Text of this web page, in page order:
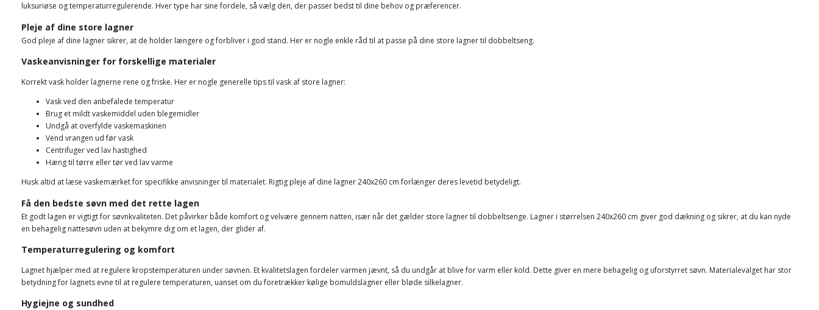
luksuriøse og temperaturregulerende. Hver type har sine fordele, så vælg den, der passer bedst til dine behov og præferencer.
Pleje af dine store lagner
God pleje af dine lagner sikrer, at de holder længere og forbliver i god stand. Her er nogle enkle råd til at passe på dine store lagner til dobbeltseng.
Vaskeanvisninger for forskellige materialer
Korrekt vask holder lagnerne rene og friske. Her er nogle generelle tips til vask af store lagner:
Vask ved den anbefalede temperatur
Brug et mildt vaskemiddel uden blegemidler
Undgå at overfylde vaskemaskinen
Vend vrangen ud før vask
Centrifuger ved lav hastighed
Hæng til tørre eller tør ved lav varme
Husk altid at læse vaskemærket for specifikke anvisninger til materialet. Rigtig pleje af dine lagner 240x260 cm forlænger deres levetid betydeligt.
Få den bedste søvn med det rette lagen
Et godt lagen er vigtigt for søvnkvaliteten. Det påvirker både komfort og velvære gennem natten, især når det gælder store lagner til dobbeltsenge. Lagner i størrelsen 240x260 cm giver god dækning og sikrer, at du kan nyde
en behagelig nattesøvn uden at bekymre dig om et lagen, der glider af.
Temperaturregulering og komfort
Lagnet hjælper med at regulere kropstemperaturen under søvnen. Et kvalitetslagen fordeler varmen jævnt, så du undgår at blive for varm eller kold. Dette giver en mere behagelig og uforstyrret søvn. Materialevalget har stor
betydning for lagnets evne til at regulere temperaturen, uanset om du foretrækker kølige bomuldslagner eller bløde silkelagner.
Hygiejne og sundhed